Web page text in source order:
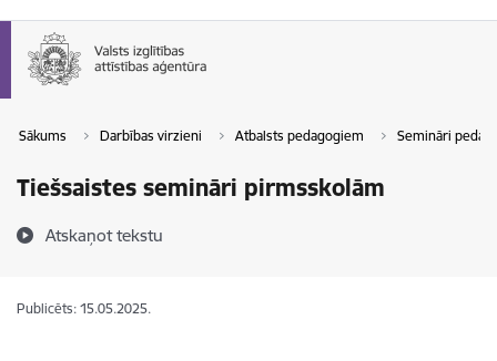
Sākums Darbības virzieni Atbalsts pedagogiem Semināri
Tiešsaistes semināri pirmsskolām
Atskaņot tekstu
Publicēts: 15.05.2025.